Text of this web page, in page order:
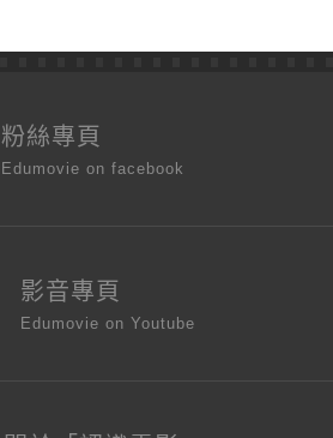
粉絲專頁
Edumovie on facebook
影音專頁
Edumovie on Youtube